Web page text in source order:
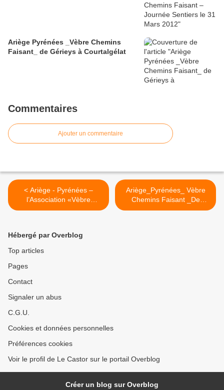
Ariège Pyrénées _Vèbre Chemins
Faisant_ de Gérieys à Courtalgélat
Commentaires
Ajouter un commentaire
< Ariège - Pyrénées –
l’Association «Vèbre
Chemins Faisant » a
Ariège_Pyrénées_ Vèbre
Chemins Faisant _De
Lastiros au Fillol >
Hébergé par Overblog
Top articles
Pages
Contact
Signaler un abus
C.G.U.
Cookies et données personnelles
Préférences cookies
Voir le profil de Le Castor sur le portail Overblog
Créer un blog sur Overblog